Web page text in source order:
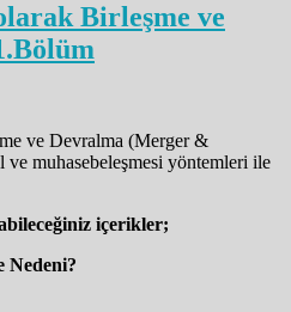
Birleşme ve
ve Devralma (Merger &
muhasebeleşmesi yöntemleri ile
içerikler;
Nedeni?